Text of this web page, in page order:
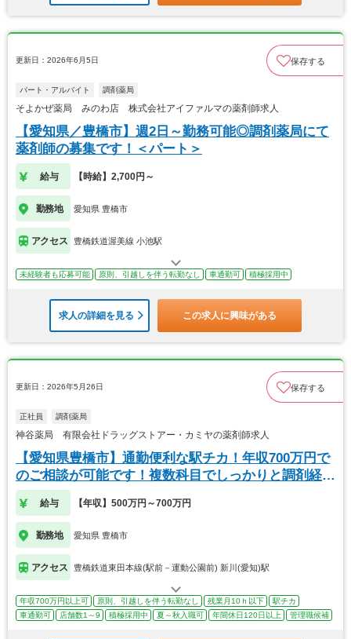
更新日：2026年6月5日 保存する
パート・アルバイト 調剤薬局
そよかぜ薬局 みのわ店 株式会社アイファルマの薬剤師求人
【愛知県／豊橋市】週2日～勤務可能◎調剤薬局にて
薬剤師の募集です！＜パート＞
給与 【時給】2,700円～
勤務地 愛知県 豊橋市
アクセス 豊橋鉄道渥美線 小池駅
未経験者も応募可能 原則、引越しを伴う転勤なし 車通勤可 積極採用中
求人の詳細を見る この求人に興味がある
更新日：2026年5月26日 保存する
正社員 調剤薬局
神谷薬局 有限会社ドラッグストアー・カミヤの薬剤師求人
【愛知県豊橋市】通勤便利な駅チカ！年収700万円で
のご相談が可能です！複数科目でしっかりと調剤経験
を
給与 【年収】500万円～700万円
勤務地 愛知県 豊橋市
アクセス 豊橋鉄道東田本線(駅前－運動公園前) 新川(愛知)駅
年収700万円以上可 原則、引越しを伴う転勤なし 残業月10ｈ以下
駅チカ
車通勤可
店舗数1～9 積極採用中 夏～秋入職可 年間休日120日以上 管理職候補